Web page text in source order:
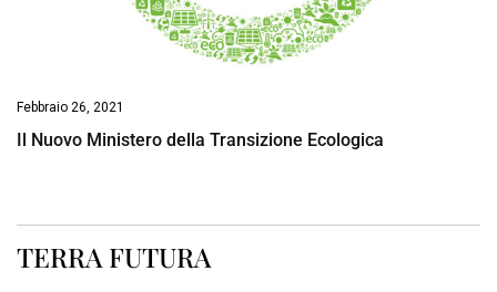
Febbraio 26, 2021
Il Nuovo Ministero della Transizione Ecologica
TERRA FUTURA